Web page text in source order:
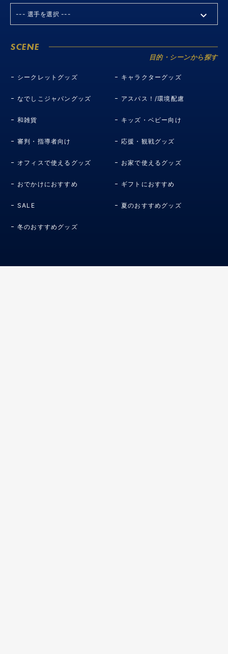
SCENE
目的・シーンから探す
シークレットグッズ キャラクターグッズ
なでしこジャパングッズ アスパス！/環境配慮
和雑貨 キッズ・ベビー向け
審判・指導者向け 応援・観戦グッズ
オフィスで使えるグッズ お家で使えるグッズ
おでかけにおすすめ ギフトにおすすめ
SALE 夏のおすすめグッズ
冬のおすすめグッズ